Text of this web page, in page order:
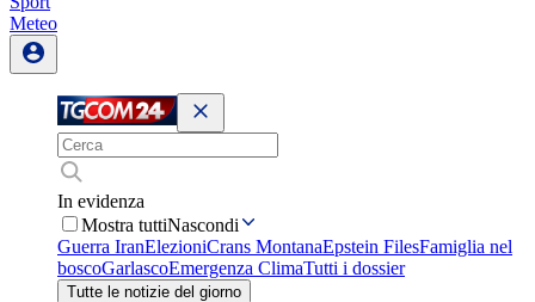
Meteo
In evidenza
Mostra tuttiNascondi
Guerra IranElezioniCrans MontanaEpstein FilesFamiglia nel
boscoGarlascoEmergenza ClimaTutti i dossier
Tutte le notizie del giorno